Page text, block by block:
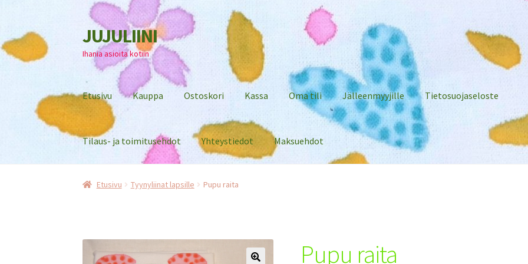
Siirry
navigointiin
Siirry
sisältöön
JUJULIINI
Ihania asioita kotiin
Etusivu Kauppa Ostoskori Kassa Oma tili Jälleenmyyjille Tietosuojaseloste
Tilaus- ja toimitusehdot Yhteystiedot Maksuehdot
Etusivu Tyynyliinat lapsille Pupu raita
Pupu raita